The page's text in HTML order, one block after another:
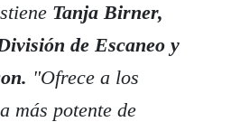
Tanja Birner,
de Escaneo y
"Ofrece a los
más potente de